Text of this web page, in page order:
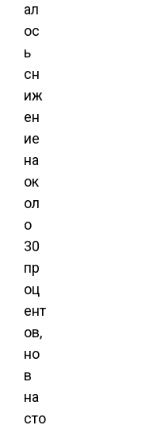
ал
ос
ь
сн
иж
ен
ие
на
ок
ол
о
30
пр
оц
ент
ов,
но
в
на
сто